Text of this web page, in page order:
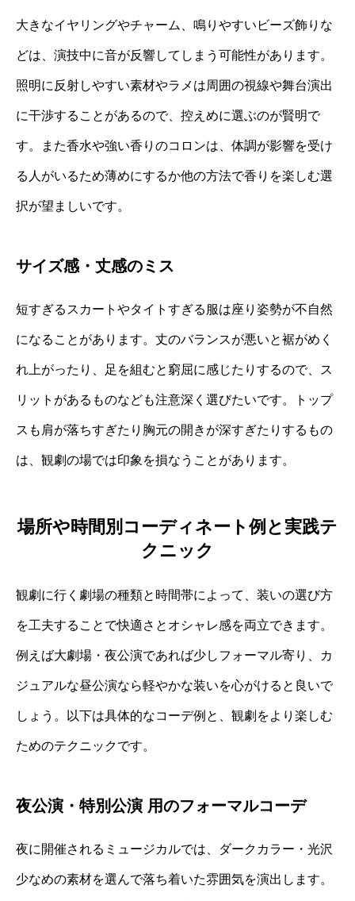
大きなイヤリングやチャーム、鳴りやすいビーズ飾りな
どは、演技中に音が反響してしまう可能性があります。
照明に反射しやすい素材やラメは周囲の視線や舞台演出
に干渉することがあるので、控えめに選ぶのが賢明で
す。また香水や強い香りのコロンは、体調が影響を受け
る人がいるため薄めにするか他の方法で香りを楽しむ選
択が望ましいです。
サイズ感・丈感のミス
短すぎるスカートやタイトすぎる服は座り姿勢が不自然
になることがあります。丈のバランスが悪いと裾がめく
れ上がったり、足を組むと窮屈に感じたりするので、ス
リットがあるものなども注意深く選びたいです。トップ
スも肩が落ちすぎたり胸元の開きが深すぎたりするもの
は、観劇の場では印象を損なうことがあります。
場所や時間別コーディネート例と実践テ
クニック
観劇に行く劇場の種類と時間帯によって、装いの選び方
を工夫することで快適さとオシャレ感を両立できます。
例えば大劇場・夜公演であれば少しフォーマル寄り、カ
ジュアルな昼公演なら軽やかな装いを心がけると良いで
しょう。以下は具体的なコーデ例と、観劇をより楽しむ
ためのテクニックです。
夜公演・特別公演 用のフォーマルコーデ
夜に開催されるミュージカルでは、ダークカラー・光沢
少なめの素材を選んで落ち着いた雰囲気を演出します。